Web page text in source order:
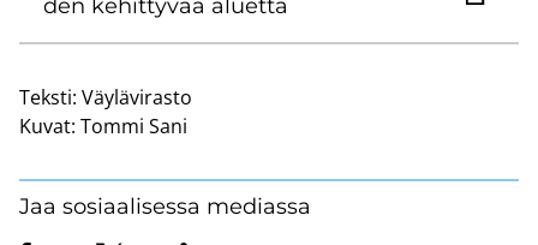
den ke­hit­ty­vää aluet­ta
Teksti: Väylävirasto
Kuvat: Tommi Sani
Jaa sosiaalisessa mediassa